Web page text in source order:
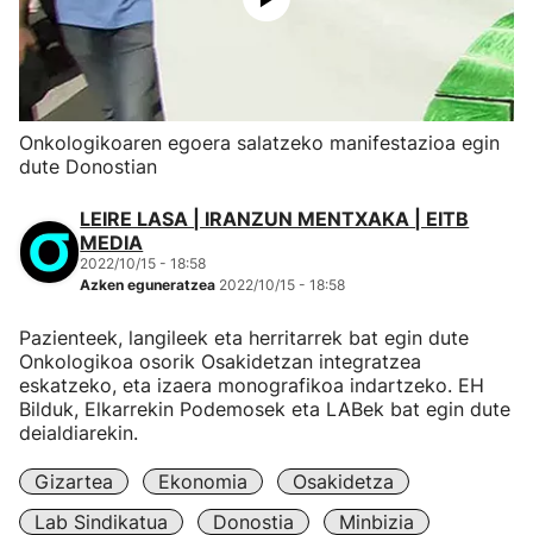
Onkologikoaren egoera salatzeko manifestazioa egin
dute Donostian
LEIRE LASA | IRANZUN MENTXAKA | EITB
MEDIA
2022/10/15 - 18:58
Azken eguneratzea 2022/10/15 - 18:58
Pazienteek, langileek eta herritarrek bat egin dute
Onkologikoa osorik Osakidetzan integratzea
eskatzeko, eta izaera monografikoa indartzeko. EH
Bilduk, Elkarrekin Podemosek eta LABek bat egin dute
deialdiarekin.
Gizartea Ekonomia
Osakidetza
Lab Sindikatua
Donostia
Minbizia